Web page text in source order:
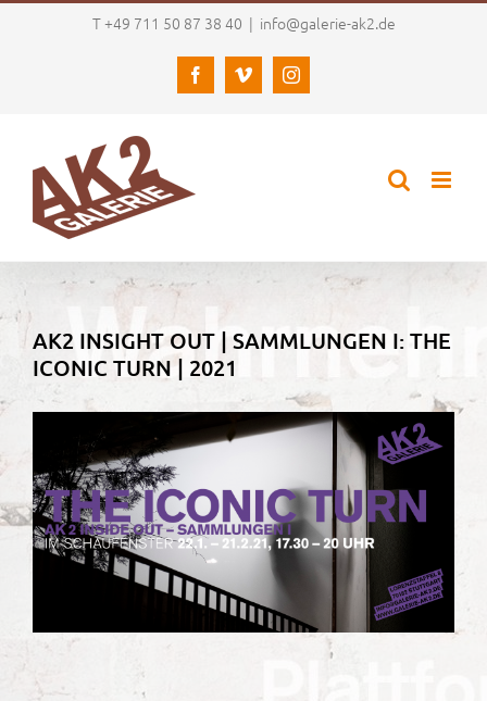
T +49 711 50 87 38 40 | info@galerie-ak2.de
FacebookVimeoInstagram
AK2 INSIGHT OUT | SAMMLUNGEN I: THE
ICONIC TURN | 2021
grösseres
Bild